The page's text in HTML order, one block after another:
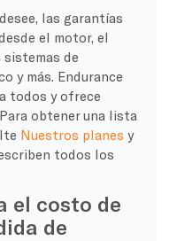
las garantías
el motor, el
de
y más. Endurance
todos y ofrece
obtener una lista
Nuestros planes y
todos los
el costo de
de